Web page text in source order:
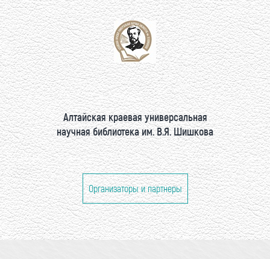
Алтайская краевая универсальная
научная библиотека им. В.Я. Шишкова
Организаторы и партнеры